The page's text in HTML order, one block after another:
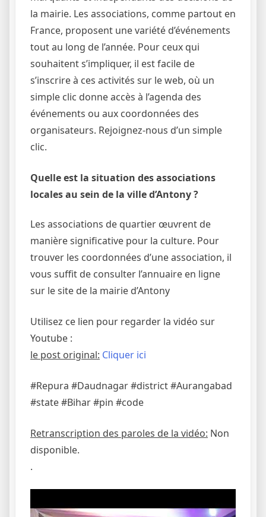
la mairie. Les associations, comme partout en
France, proposent une variété d’événements
tout au long de l’année. Pour ceux qui
souhaitent s’impliquer, il est facile de
s’inscrire à ces activités sur le web, où un
simple clic donne accès à l’agenda des
événements ou aux coordonnées des
organisateurs. Rejoignez-nous d’un simple
clic.
Quelle est la situation des associations
locales au sein de la ville d’Antony ?
Les associations de quartier œuvrent de
manière significative pour la culture. Pour
trouver les coordonnées d’une association, il
vous suffit de consulter l’annuaire en ligne
sur le site de la mairie d’Antony
Utilisez ce lien pour regarder la vidéo sur
Youtube :
le post original: Cliquer ici
#Repura #Daudnagar #district #Aurangabad
#state #Bihar #pin #code
Retranscription des paroles de la vidéo: Non
disponible.
.